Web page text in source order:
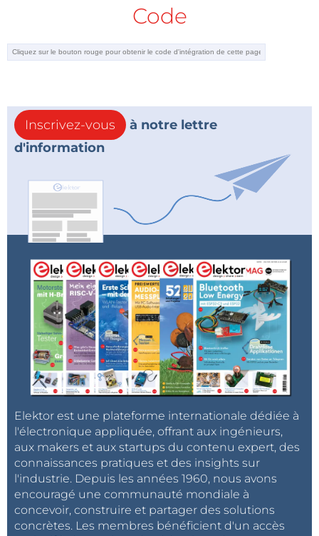
Code
Inscrivez-vous
à notre lettre
d'information
Elektor est une plateforme internationale dédiée à
l'électronique appliquée, offrant aux ingénieurs,
aux makers et aux startups du contenu expert, des
connaissances pratiques et des insights sur
l'industrie. Depuis les années 1960, nous avons
encouragé une communauté mondiale à
concevoir, construire et partager des solutions
concrètes. Les membres bénéficient d'un accès